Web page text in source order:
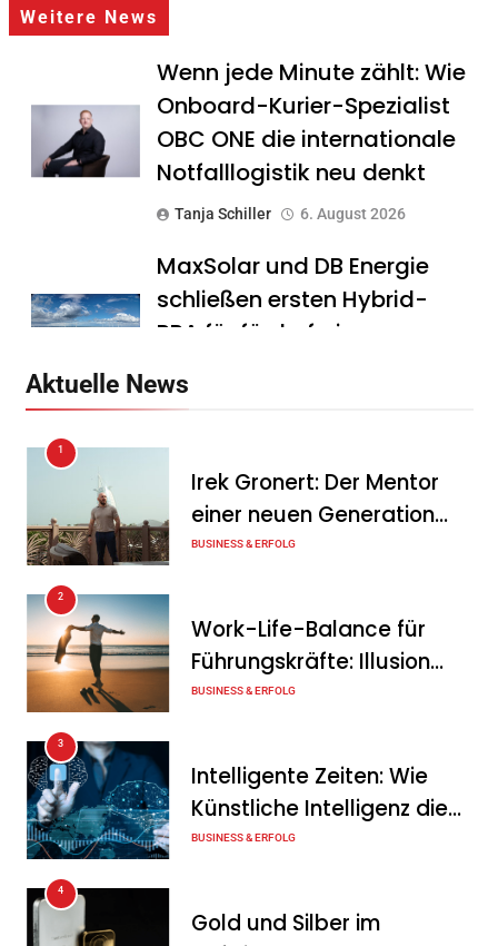
Weitere News
Wenn jede Minute zählt: Wie
Onboard-Kurier-Spezialist
OBC ONE die internationale
Notfalllogistik neu denkt
Tanja Schiller 6. August 2026
MaxSolar und DB Energie
schließen ersten Hybrid-
PPA für förderfreie
Tanja Schiller
Geschäftsverlauf im
zweiten Quartal
Intersolar-Trend 2026:
Warum Batteriespeicher
zum wichtigsten Baustein
der Energiewende werden
Aktuelle News
1
Irek Gronert: Der Mentor
einer neuen Generation
von Unternehmern
BUSINESS & ERFOLG
2
Work-Life-Balance für
Führungskräfte: Illusion
oder echte Chance?
BUSINESS & ERFOLG
3
Intelligente Zeiten: Wie
Künstliche Intelligenz die
Geschäftswelt verändert
BUSINESS & ERFOLG
4
Gold und Silber im